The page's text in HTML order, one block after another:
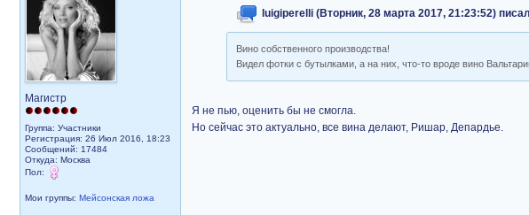
Магистр
Группа: Участники
Регистрация: 26 Июл 2016, 18:23
Сообщений: 17484
Откуда: Москва
Пол:
Мои группы: Мейсонская ложа
luigiperelli (Вторник, 28 марта 2017, 21:23:52)
Вино собственного производства!
Видел фотки с бутылками, а на них, что-то вроде вино
Я не пью, оценить бы не смогла.
Но сейчас это актуально, все вина делают, Ришар, Депардье.